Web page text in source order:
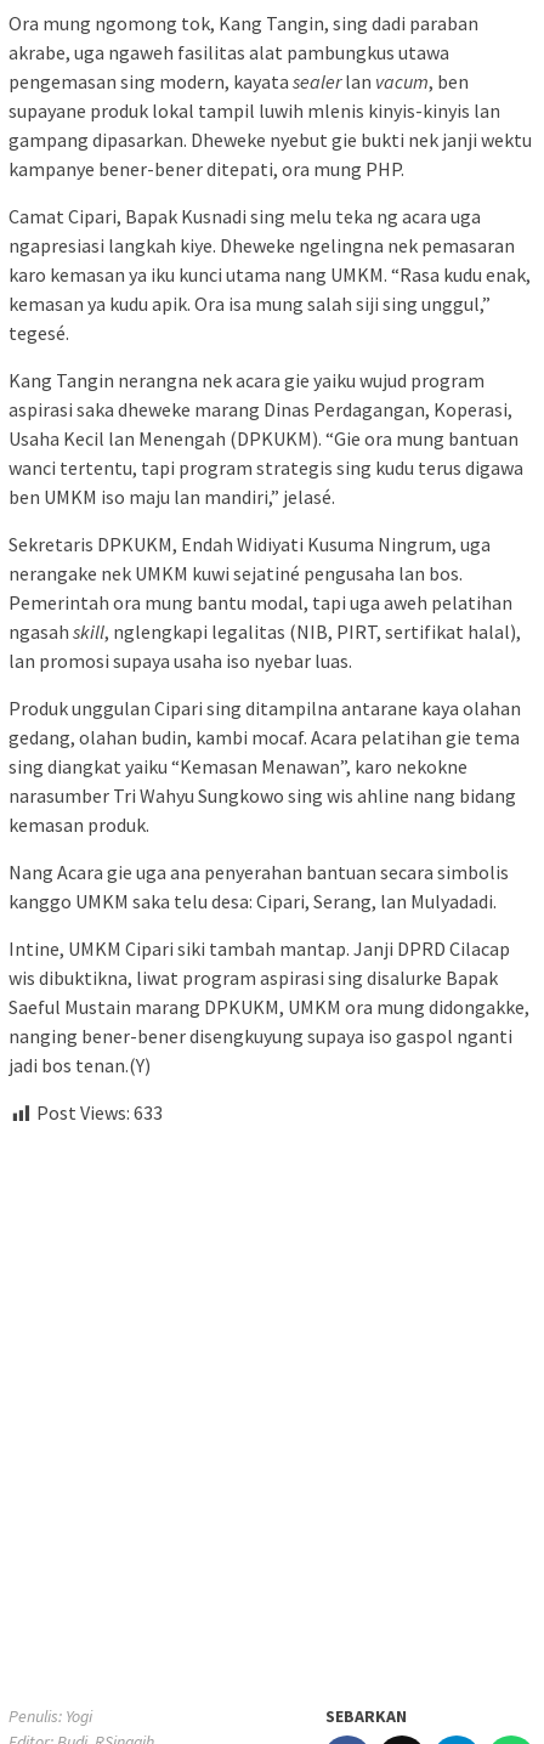
Ora mung ngomong tok, Kang Tangin, sing dadi paraban
akrabe, uga ngaweh fasilitas alat pambungkus utawa
pengemasan sing modern, kayata sealerlan vacum, ben
supayane produk lokal tampil luwih mlenis kinyis-kinyis lan
gampang dipasarkan. Dheweke nyebut gie bukti nek janji wektu
kampanye bener-bener ditepati, ora mung PHP.
Camat Cipari, Bapak Kusnadi sing melu teka ng acara uga
ngapresiasi langkah kiye. Dheweke ngelingna nek pemasaran
karo kemasan ya iku kunci utama nang UMKM. “Rasa kudu enak,
kemasan ya kudu apik. Ora isa mung salah siji sing unggul,”
tegesé.
Kang Tangin nerangna nek acara gie yaiku wujud program
aspirasi saka dheweke marang Dinas Perdagangan, Koperasi,
Usaha Kecil lan Menengah (DPKUKM). “Gie ora mung bantuan
wanci tertentu, tapi program strategis sing kudu terus digawa
ben UMKM iso maju lan mandiri,” jelasé.
Sekretaris DPKUKM, Endah Widiyati Kusuma Ningrum, uga
nerangake nek UMKM kuwi sejatiné pengusaha lan bos.
Pemerintah ora mung bantu modal, tapi uga aweh pelatihan
ngasah skill, nglengkapi legalitas (NIB, PIRT, sertifikat halal),
lan promosi supaya usaha iso nyebar luas.
Produk unggulan Cipari sing ditampilna antarane kaya olahan
gedang, olahan budin, kambi mocaf. Acara pelatihan gie tema
sing diangkat yaiku “Kemasan Menawan”, karo nekokne
narasumber Tri Wahyu Sungkowo sing wis ahline nang bidang
kemasan produk.
Nang Acara gie uga ana penyerahan bantuan secara simbolis
kanggo UMKM saka telu desa: Cipari, Serang, lan Mulyadadi.
Intine, UMKM Cipari siki tambah mantap. Janji DPRD Cilacap
wis dibuktikna, liwat program aspirasi sing disalurke Bapak
Saeful Mustain marang DPKUKM, UMKM ora mung didongakke,
nanging bener-bener disengkuyung supaya iso gaspol nganti
jadi bos tenan.(Y)
Post Views: 633
Penulis: Yogi
SEBARKAN